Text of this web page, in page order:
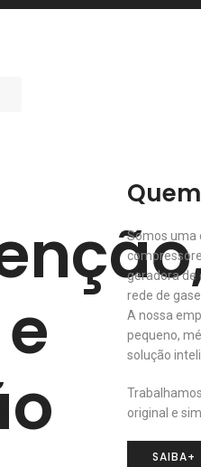
Somos uma
geradora de
rede de
A nossa
pequeno,
solução
original e
SAIBA+